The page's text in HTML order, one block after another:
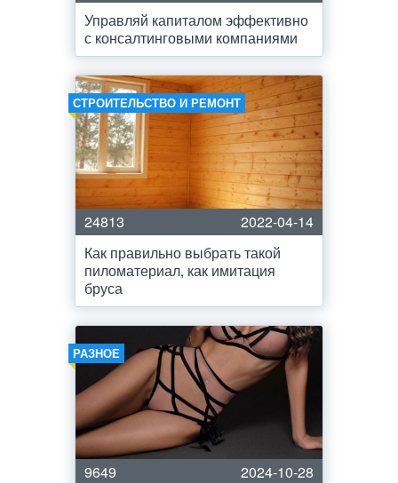
Управляй капиталом эффективно
с консалтинговыми компаниями
СТРОИТЕЛЬСТВО И РЕМОНТ
24813
2022-04-14
Как правильно выбрать такой
пиломатериал, как имитация
бруса
РАЗНОЕ
9649
2024-10-28